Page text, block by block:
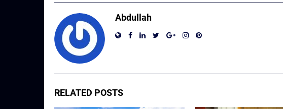
Abdullah
RELATED POSTS